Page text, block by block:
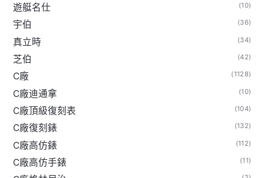
遊艇名仕 (10)
宇伯 (36)
真立時 (34)
芝伯 (42)
C廠 (1128)
C廠迪通拿 (10)
C廠頂級復刻表 (104)
C廠復刻錶 (132)
C廠高仿錶 (112)
C廠高仿手錶 (11)